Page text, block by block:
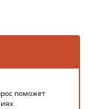
поможет